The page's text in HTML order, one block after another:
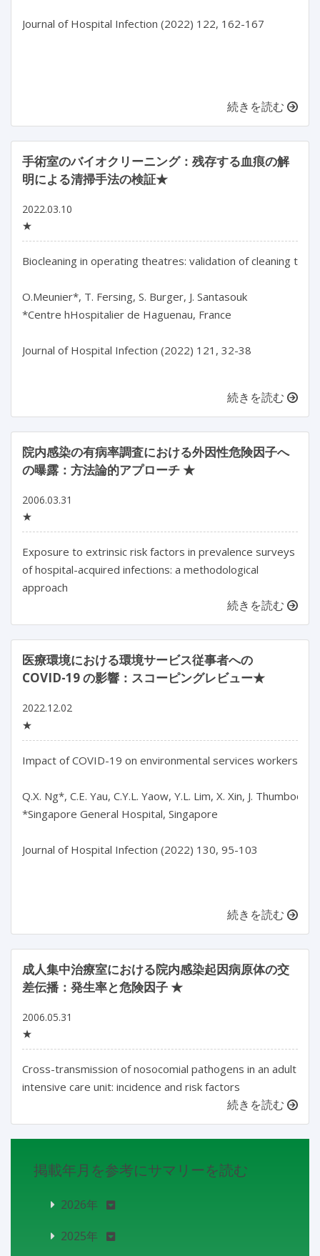
Journal of Hospital Infection (2022) 122, 162-167
続きを読む
手術室のバイオクリーニング：残存する血痕の解
明による清掃手法の検証★
2022.03.10
★
Biocleaning in operating theatres: validation of cleaning
O.Meunier*, T. Fersing, S. Burger, J. Santasouk
*Centre hHospitalier de Haguenau, France
Journal of Hospital Infection (2022) 121, 32-38
続きを読む
院内感染の有病率調査における外因性危険因子へ
の曝露：方法論的アプローチ ★
2006.03.31
★
Exposure to extrinsic risk factors in prevalence surveys
of hospital-acquired infections: a methodological
approach
続きを読む
医療環境における環境サービス従事者への
COVID-19 の影響：スコーピングレビュー★
2022.12.02
★
Impact of COVID-19 on environmental services workers in
Q.X. Ng*, C.E. Yau, C.Y.L. Yaow, Y.L. Lim, X. Xin, J. Thumboo,
*Singapore General Hospital, Singapore
Journal of Hospital Infection (2022) 130, 95-103
続きを読む
成人集中治療室における院内感染起因病原体の交
差伝播：発生率と危険因子 ★
2006.05.31
★
Cross-transmission of nosocomial pathogens in an adult
intensive care unit: incidence and risk factors
続きを読む
掲載年月を参考にサマリーを読む
2026年
2025年